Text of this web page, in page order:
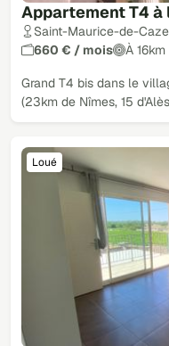
Appartement T4 à
Saint-Maurice-de-
660 € / mois
À
Grand T4 bis dans le
(23km de Nîmes, 15
Loué